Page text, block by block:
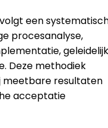
een
procesanalyse,
Deze methodiek
meetbare resultaten
acceptatie